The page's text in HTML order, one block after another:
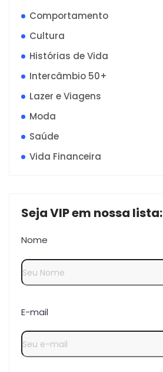
Comportamento
Cultura
Histórias de Vida
Intercâmbio 50+
Lazer e Viagens
Moda
Saúde
Vida Financeira
Seja VIP em nossa lista:
Nome
E-mail